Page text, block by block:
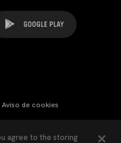
Aviso de cookies
agree to the storing